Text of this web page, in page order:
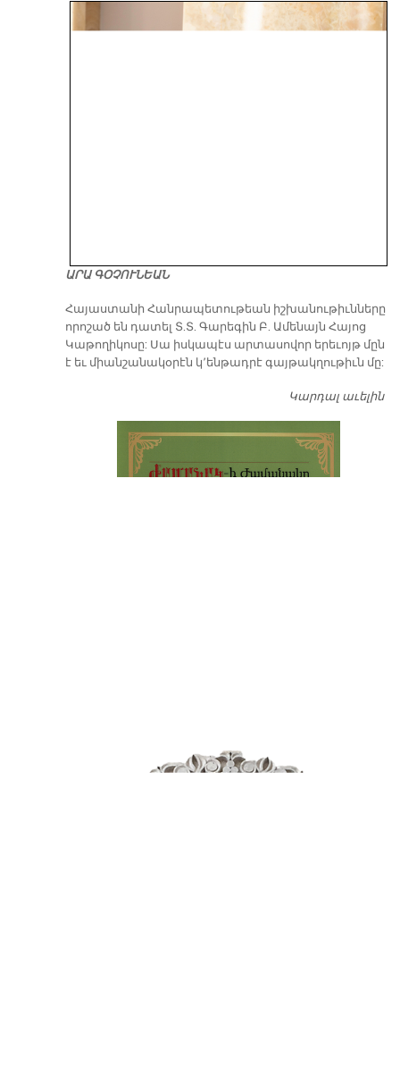
ԱՐԱ ԳՕՉՈՒՆԵԱՆ
​Հայաստանի Հանրապետութեան իշխանութիւնները
որոշած են դատել Տ.Տ. Գարեգին Բ. Ամենայն Հայոց
Կաթողիկոսը: Սա իսկապէս արտասովոր երեւոյթ մըն
է եւ միանշանակօրէն կ՚ենթադրէ գայթակղութիւն մը:
Կարդալ աւելին